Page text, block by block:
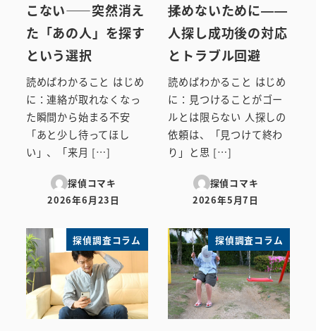
こない――突然消え
た「あの人」を探す
という選択
読めばわかること はじめ
に：連絡が取れなくなっ
た瞬間から始まる不安
「あと少し待ってほし
い」、「来月 […]
探偵コマキ
投稿日
2026年6月23日
揉めないために——
人探し成功後の対応
とトラブル回避
読めばわかること はじめ
に：見つけることがゴー
ルとは限らない 人探しの
依頼は、「見つけて終わ
り」と思 […]
探偵コマキ
投稿日
2026年5月7日
探偵調査コラム 探偵調査コラム